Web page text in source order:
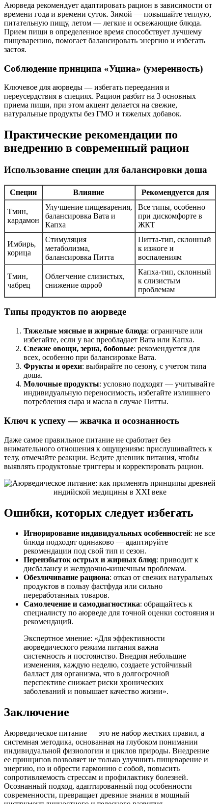
Аюрведа рекомендует адаптировать рацион в зависимости от
времени года и времени суток. Зимой — повышайте теплую,
питательную пищу, летом — легкие и освежающие блюда.
Прием пищи в определенное время способствует лучшему
пищеварению, помогает балансировать энергию и избегать
застоя.
Соблюдение принципа «Уцина» (умеренность)
Ключевое для аюрведы — избегать переедания и
переусердствия в специях. Рацион разбит на 3 основных
приема пищи, при этом акцент делается на свежие,
натуральные продукты без ГМО и тяжелых добавок.
Практические рекомендации по
внедрению в современный рацион
Использование специи для балансировки доша
Специи Влияние Рекомендуется для
Тмин,
кардамон
Улучшение пищеварения,
балансировка Вата и
Капха
Все типы, особенно
при дискомфорте в
ЖКТ
Имбирь,
корица
Стимуляция
метаболизма,
балансировка Питта
Питта-тип, склонный
к изжоге и
воспалениям
Тмин,
чабрец
Облегчение слизистых,
снижение αιρροθ
Капха-тип, склонный
к слизистым
проблемам
Типы продуктов по аюрведе
Тяжелые мясные и жирные блюда: ограничьте или
избегайте, если у вас преобладает Вата или Капха.
Свежие овощи, зерна, бобовые: рекомендуется для
всех, особенно при балансировке Вата.
Фрукты и орехи: выбирайте по сезону, с учетом типа
доша.
Молочные продукты: условно подходят — учитывайте
индивидуальную переносимость, избегайте излишнего
потребления сыра и масла в случае Питты.
Ключ к успеху — жвачка и осознанность
Даже самое правильное питание не сработает без
внимательного отношения к ощущениям: прислушивайтесь к
телу, отмечайте реакции. Ведите дневник питания, чтобы
выявлять продуктовые триггеры и корректировать рацион.
Ошибки, которых следует избегать
Игнорирование индивидуальных особенностей: не все
блюда подходят одинаково — адаптируйте
рекомендации под свой тип и сезон.
Переизбыток острых и жирных блюд: приводит к
дисбалансу и желудочно-кишечным проблемам.
Обезличивание рациона: отказ от свежих натуральных
продуктов в пользу фастфуда или сильно
переработанных товаров.
Самолечение и самодиагностика: обращайтесь к
специалисту по аюрведе для точной оценки состояния и
рекомендаций.
Экспертное мнение: «Для эффективности
аюрведического режима питания важна
системность и постоянство. Внедряя небольшие
изменения, каждую неделю, создаете устойчивый
балласт для организма, что в долгосрочной
перспективе снижает риски хронических
заболеваний и повышает качество жизни».
Заключение
Аюрведическое питание — это не набор жестких правил, а
системная методика, основанная на глубоком понимании
индивидуальной физиологии и циклов природы. Внедрение
ее принципов позволяет не только улучшить пищеварение и
энергию, но и обрести гармонию с собой, повысить
сопротивляемость стрессам и профилактику болезней.
Осознанный подход, адаптированный под особенности
современности, превращает древние знания в мощный